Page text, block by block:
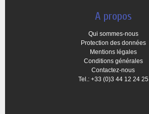
A propos
Qui sommes-nous
Protection des données
Mentions légales
Conditions générales
Contactez-nous
Tel.: +33 (0)3 44 12 24 25